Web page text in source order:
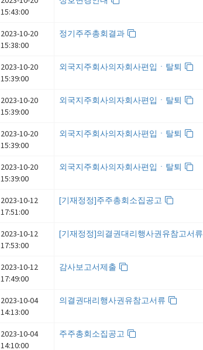
15:43:00
2023-10-20
15:38:00
정기주주총회결과
2023-10-20
15:39:00
외국지주회사의자회사편입ㆍ탈퇴
2023-10-20
15:39:00
외국지주회사의자회사편입ㆍ탈퇴
2023-10-20
15:39:00
외국지주회사의자회사편입ㆍ탈퇴
2023-10-20
15:39:00
외국지주회사의자회사편입ㆍ탈퇴
2023-10-12
17:51:00
[기재정정]주주총회소집공고
2023-10-12
17:53:00
[기재정정]의결권대리행사권유참고서류
2023-10-12
17:49:00
감사보고서제출
2023-10-04
14:13:00
의결권대리행사권유참고서류
2023-10-04
14:10:00
주주총회소집공고